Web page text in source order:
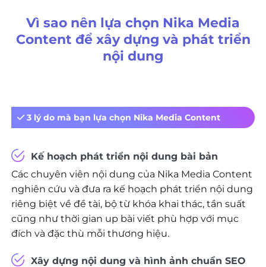
Vì sao nên lựa chọn Nika Media
Content để xây dựng và phát triển
nội dung
3 lý do mà bạn lựa chọn Nika Media Content
Kế hoạch phát triển nội dung bài bản
Các chuyên viên nội dung của Nika Media Content
nghiên cứu và đưa ra kế hoạch phát triển nội dung
riêng biệt về đề tài, bộ từ khóa khai thác, tần suất
cũng như thời gian up bài viết phù hợp với mục
đích và đặc thù mỗi thương hiệu.
Xây dựng nội dung và hình ảnh chuẩn SEO